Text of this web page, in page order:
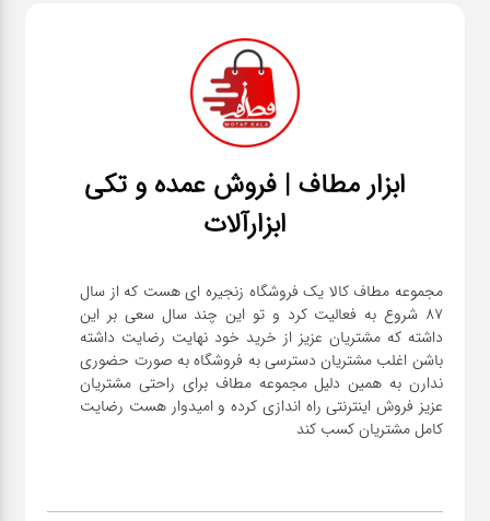
ابزار مطاف | فروش عمده و تکی
ابزارآلات
مجموعه مطاف کالا یک فروشگاه زنجیره ای هست که از سال
۸۷ شروع به فعالیت کرد و تو این چند سال سعی بر این
داشته که مشتریان عزیز از خرید خود نهایت رضایت داشته
باشن اغلب مشتریان دسترسی به فروشگاه به صورت حضوری
ندارن به همین دلیل مجموعه مطاف برای راحتی مشتریان
عزیز فروش اینترنتی راه اندازی کرده و امیدوار هست رضایت
کامل مشتریان کسب کند